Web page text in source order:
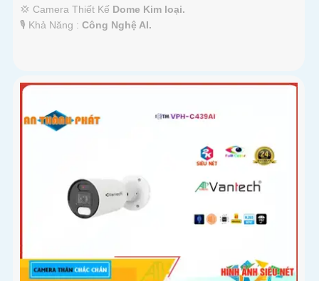
💢 Camera Thiết Kế Dome Kim loại.
️🎙 Khả Năng : Công Nghệ AI.